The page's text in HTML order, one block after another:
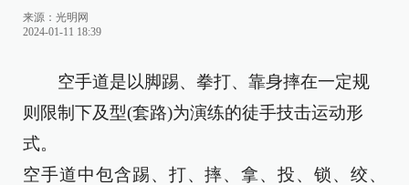
来源： 光明网
2024-01-11 18:39
空手道是以脚踢、拳打、靠身摔在一定规
则限制下及型(套路)为演练的徒手技击运动形
式。
空手道中包含踢、打、摔、拿、投、锁、绞、